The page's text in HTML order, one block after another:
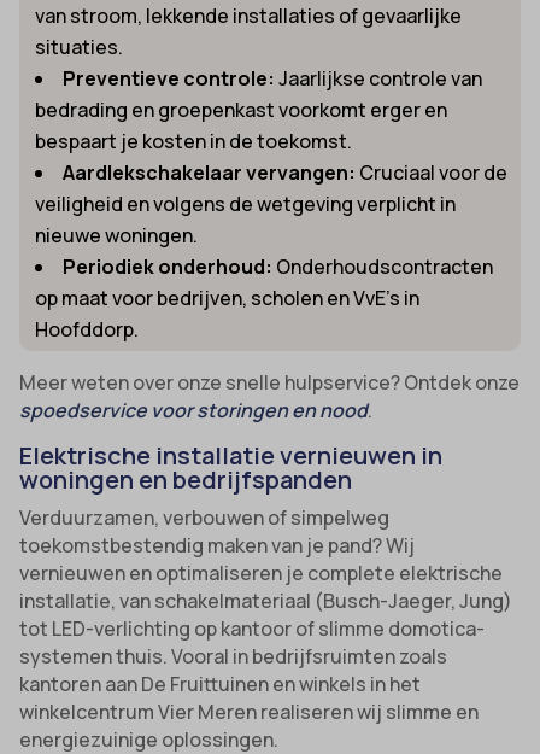
van stroom, lekkende installaties of gevaarlijke
situaties.
Preventieve controle: Jaarlijkse controle van
bedrading en groepenkast voorkomt erger en
bespaart je kosten in de toekomst.
Aardlekschakelaar vervangen: Cruciaal voor de
veiligheid en volgens de wetgeving verplicht in
nieuwe woningen.
Periodiek onderhoud: Onderhoudscontracten
op maat voor bedrijven, scholen en VvE’s in
Hoofddorp.
Meer weten over onze snelle hulpservice? Ontdek onze
spoedservice voor storingen en nood.
Elektrische installatie vernieuwen in
woningen en bedrijfspanden
Verduurzamen, verbouwen of simpelweg
toekomstbestendig maken van je pand? Wij
vernieuwen en optimaliseren je complete elektrische
installatie, van schakelmateriaal (Busch-Jaeger, Jung)
tot LED-verlichting op kantoor of slimme domotica-
systemen thuis. Vooral in bedrijfsruimten zoals
kantoren aan De Fruittuinen en winkels in het
winkelcentrum Vier Meren realiseren wij slimme en
energiezuinige oplossingen.